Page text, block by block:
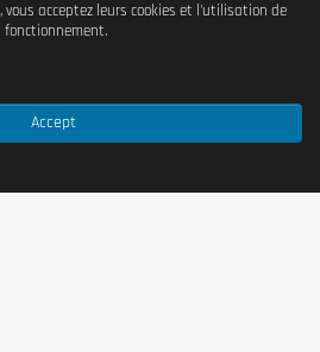
Accept
vous acceptez leurs cookies et l'utilisation de
fonctionnement.